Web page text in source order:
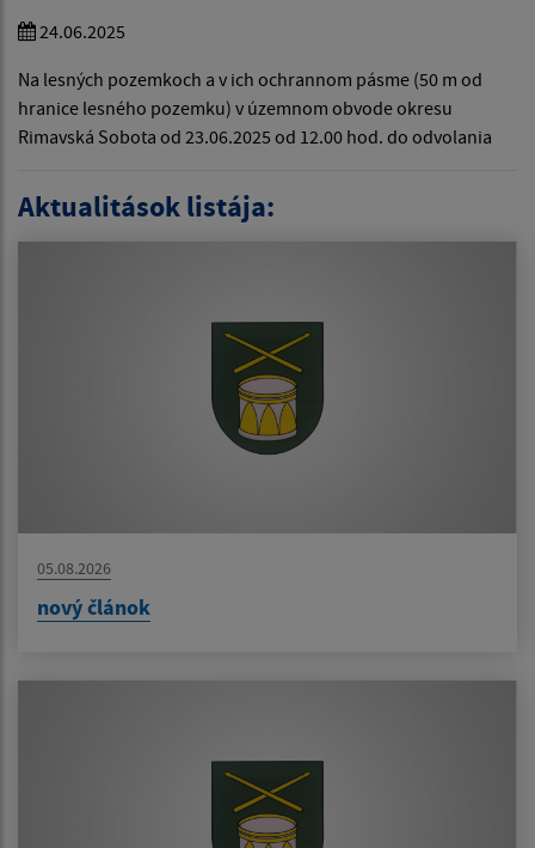
24.06.2025
Na lesných pozemkoch a v ich ochrannom pásme (50 m od
hranice lesného pozemku) v územnom obvode okresu
Rimavská Sobota od 23.06.2025 od 12.00 hod. do odvolania
Aktualitások listája:
05.08.2026
nový článok